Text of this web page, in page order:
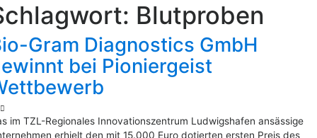
Blutproben
Gram Diagnostics GmbH
bei Pioniergeist
im TZL-Regionales Innovationszentrum Ludwigshafen ansässige
erhielt den mit 15.000 Euro dotierten ersten Preis des